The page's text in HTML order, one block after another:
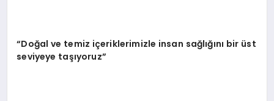
“Doğal ve temiz içeriklerimizle insan sağlığını bir üst
seviyeye taşıyoruz”